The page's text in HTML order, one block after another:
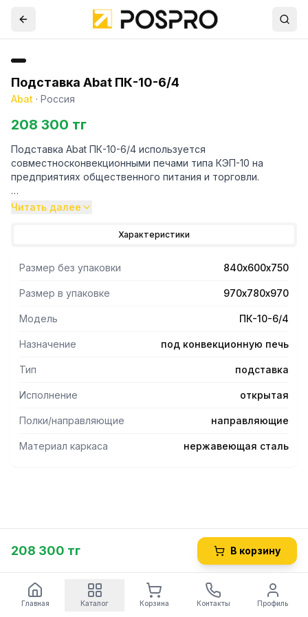
Подставка Abat ПК-10-6/4
Abat · Россия
208 300 тг
Подставка Abat ПК-10-6/4 используется
совместносконвекционными печами типа КЭП-10 на
предприятиях общественного питания и торговли.
- Все элементы выполнены из высококачественной
- Регулируемые по высоте ножки с резиновыми
Опции
-Устанавливаемые изделия на подставку -КЭП-10П,
КЭП-10, КЭП-10Э.
Читать далее
Характеристики
Размер без упаковки 840х600х750
Размер в упаковке 970х780х970
Модель ПК-10-6/4
Назначение под конвекционную печь
Тип подставка
Исполнение открытая
Полки/направляющие направляющие
Материал каркаса нержавеющая сталь
208 300 тг В корзину
Главная Каталог Корзина Контакты Профиль